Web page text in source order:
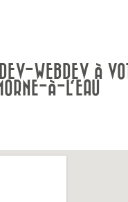
WEBDEV À
À-L'EAU